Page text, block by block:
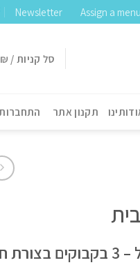
Assign a
Newsletter
סל קניות / ₪
תקנון אתר
בר יין בעיצוב חבית ל – 3 בקבוקים